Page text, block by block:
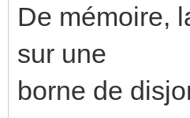
De mémoire,
sur une
borne de